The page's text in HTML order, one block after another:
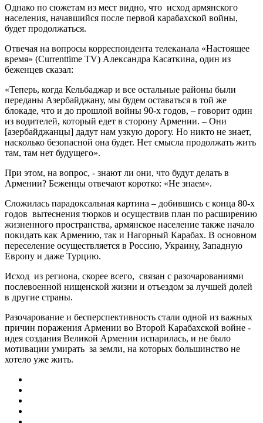
Однако по сюжетам из мест видно, что исход армянского
населения, начавшийся после первой карабахской войны,
будет продолжаться.
Отвечая на вопросы корреспондента телеканала «Настоящее
время» (Currenttime TV) Александра Касаткина, один из
беженцев сказал:
«Теперь, когда Кельбаджар и все остальные районы были
переданы Азербайджану, мы будем оставаться в той же
блокаде, что и до прошлой войны 90-х годов, – говорит один
из водителей, который едет в сторону Армении. – Они
[азербайджанцы] дадут нам узкую дорогу. Но никто не знает,
насколько безопасной она будет. Нет смысла продолжать жить
там, там нет будущего».
При этом, на вопрос, - знают ли они, что будут делать в
Армении? Беженцы отвечают коротко: «Не знаем».
Сложилась парадоксальная картина – добившись с конца 80-х
годов вытеснения тюрков и осуществив план по расширению
жизненного пространства, армянское население также начало
покидать как Армению, так и Нагорный Карабах. В основном
переселение осуществляется в Россию, Украину, Западную
Европу и даже Турцию.
Исход из региона, скорее всего, связан с разочарованиями
послевоенной нищенской жизни и отъездом за лучшей долей
в другие страны.
Разочарование и бесперспективность стали одной из важных
причин поражения Армении во Второй Карабахской войне -
идея создания Великой Армении испарилась, и не было
мотивации умирать за земли, на которых большинство не
хотело уже жить.